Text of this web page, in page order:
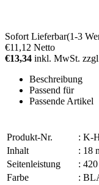
Sofort Lieferbar(1-3
€11,12 Netto
€13,34 inkl. MwSt.
Beschreibung
Passend für
Passende Artikel
Produkt-Nr. : K-
Inhalt
: 18
Seitenleistung
:
Farbe
: